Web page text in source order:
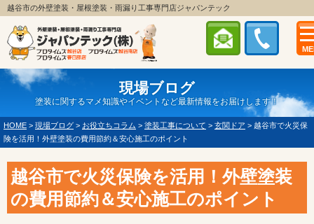
越谷市の外壁塗装・屋根塗装・雨漏り工事専門店ジャパンテック
現場ブログ
塗装に関するマメ知識やイベントなど最新情報をお届けします！
HOME > 現場ブログ > お役立ちコラム > 塗装工事について > 玄関ドア > 越谷市で火災保
険を活用！外壁塗装の費用節約＆安心施工のポイント
越谷市で火災保険を活用！外壁塗装
の費用節約＆安心施工のポイント